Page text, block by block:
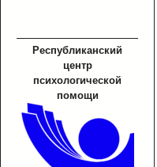
Республиканский
центр
психологической
помощи